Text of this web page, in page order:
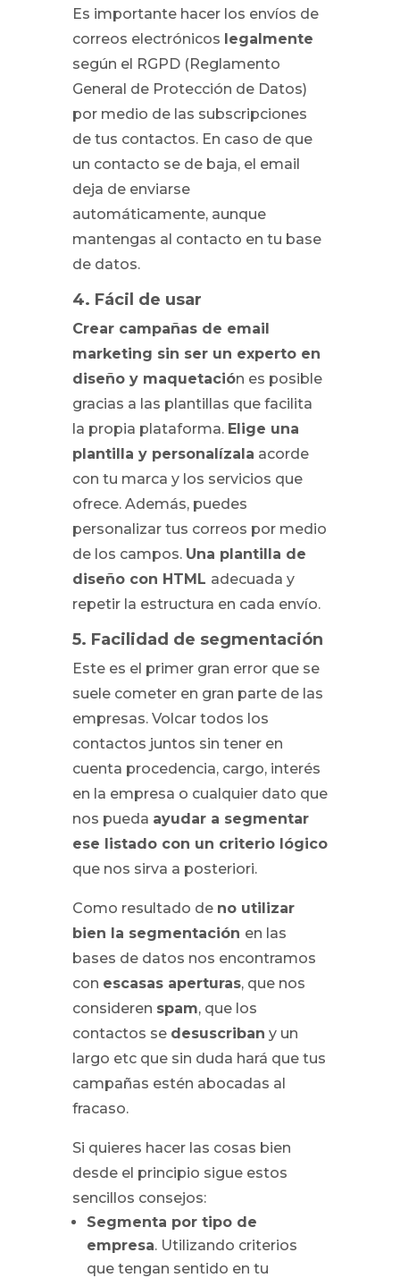
Es importante hacer los envíos de
correos electrónicos legalmente
según el RGPD (Reglamento
General de Protección de Datos)
por medio de las subscripciones
de tus contactos. En caso de que
un contacto se de baja, el email
deja de enviarse
automáticamente, aunque
mantengas al contacto en tu base
de datos.
4. Fácil de usar
Crear campañas de email
marketing sin ser un experto en
diseño y maquetación es posible
gracias a las plantillas que facilita
la propia plataforma. Elige una
plantilla y personalízala acorde
con tu marca y los servicios que
ofrece. Además, puedes
personalizar tus correos por medio
de los campos. Una plantilla de
diseño con HTML adecuada y
repetir la estructura en cada envío.
5. Facilidad de segmentación
Este es el primer gran error que se
suele cometer en gran parte de las
empresas. Volcar todos los
contactos juntos sin tener en
cuenta procedencia, cargo, interés
en la empresa o cualquier dato que
nos pueda ayudar a segmentar
ese listado con un criterio lógico
que nos sirva a posteriori.
Como resultado de no utilizar
bien la segmentación en las
bases de datos nos encontramos
con escasas aperturas, que nos
consideren spam, que los
contactos se desuscriban y un
largo etc que sin duda hará que tus
campañas estén abocadas al
fracaso.
Si quieres hacer las cosas bien
desde el principio sigue estos
sencillos consejos:
Segmenta por tipo de
empresa. Utilizando criterios
que tengan sentido en tu